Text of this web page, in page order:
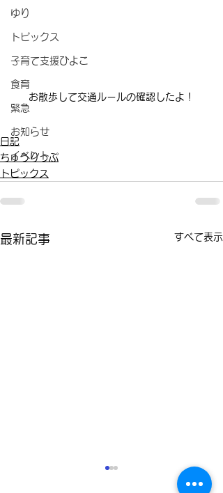
ゆり
トピックス
子育て支援ひよこ
食育
緊急
お知らせ
イベント
お散歩して交通ルールの確認したよ！
日記
ちゅうりっぷ
トピックス
最新記事 すべて表示